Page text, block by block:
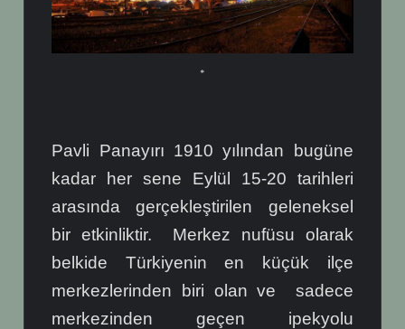
*
Pavli Panayırı 1910 yılından bugüne
kadar her sene Eylül 15-20 tarihleri
arasında gerçekleştirilen geleneksel
bir etkinliktir. Merkez nufüsu olarak
belkide Türkiyenin en küçük ilçe
merkezlerinden biri olan ve sadece
merkezinden geçen ipekyolu